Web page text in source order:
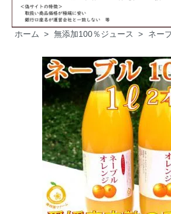
ホーム > 無添加100％ジュース > ネー